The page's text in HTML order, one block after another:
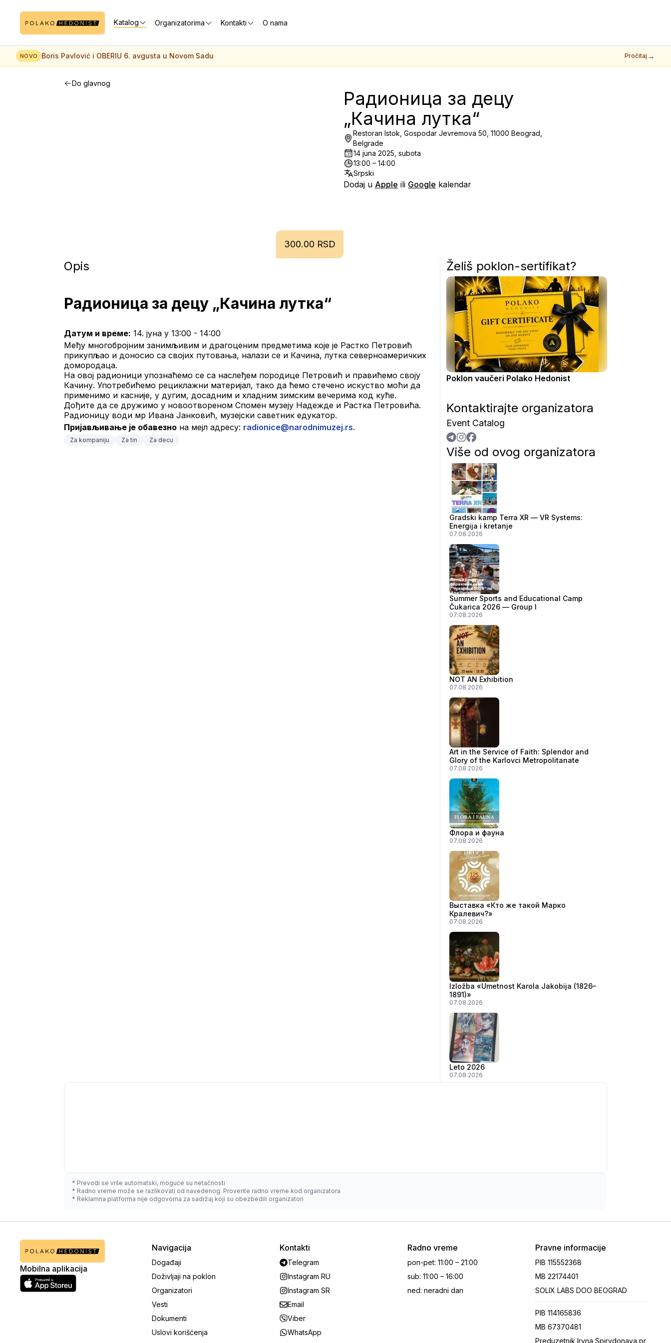
Katalog Organizatorima Kontakti O nama
NOVO Boris Pavlović i OBERIU 6. avgusta u Novom Sadu Pročitaj →
Do glavnog
300.00 RSD
Радионица за децу
„Качина лутка“
Restoran Istok, Gospodar Jevremova 50, 11000 Beograd,
Belgrade
14 juna 2025, subota
13:00 – 14:00
Srpski
Dodaj u Apple ili Google kalendar
Opis
Радионица за децу „Качина лутка“
Датум и време: 14. јуна у 13:00 - 14:00
Међу многобројним занимљивим и драгоценим предметима које је Растко Петровић
прикупљао и доносио са својих путовања, налази се и Качина, лутка северноамеричких
домородаца.
На овој радионици упознаћемо се са наслеђем породице Петровић и правићемо своју
Качину. Употребићемо рециклажни материјал, тако да ћемо стечено искуство моћи да
применимо и касније, у дугим, досадним и хладним зимским вечерима код куће.
Дођите да се дружимо у новоотвореном Спомен музеју Надежде и Растка Петровића.
Радионицу води мр Ивана Јанковић, музејски саветник едукатор.
Пријављивање је обавезно на мејл адресу: radionice@narodnimuzej.rs.
Za kompaniju Za tin Za decu
Želiš poklon-sertifikat?
Poklon vaučeri Polako Hedonist
Kontaktirajte organizatora
Event Catalog
Više od ovog organizatora
Gradski kamp Terra XR — VR Systems:
Energija i kretanje
07.08.2026
Summer Sports and Educational Camp
Čukarica 2026 — Group I
07.08.2026
NOT AN Exhibition
07.08.2026
Art in the Service of Faith: Splendor and
Glory of the Karlovci Metropolitanate
07.08.2026
Флора и фауна
07.08.2026
Выставка «Кто же такой Марко
Кралевич?»
07.08.2026
Izložba «Umetnost Karola Jakobija (1826–
1891)»
07.08.2026
Leto 2026
07.08.2026
* Prevodi se vrše automatski, moguće su netačnosti
* Radno vreme može se razlikovati od navedenog. Proverite radno vreme kod organizatora
* Reklamna platforma nije odgovorna za sadržaj koji su obezbedili organizatori
Mobilna aplikacija
Navigacija
Događaji
Doživljaji na poklon
Organizatori
Vesti
Dokumenti
Uslovi korišćenja
Kontakti
Telegram
Instagram RU
Instagram SR
Email
Viber
WhatsApp
Radno vreme
pon-pet: 11:00 – 21:00
sub: 11:00 – 16:00
ned: neradni dan
Pravne informacije
PIB 115552368
MB 22174401
SOLIX LABS DOO BEOGRAD
PIB 114165836
MB 67370481
Preduzetnik Iryna Spirydonava pr